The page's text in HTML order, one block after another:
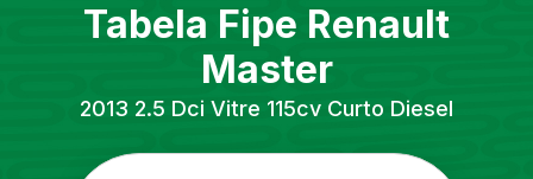
Tabela Fipe Renault
Master
2013 2.5 Dci Vitre 115cv Curto Diesel